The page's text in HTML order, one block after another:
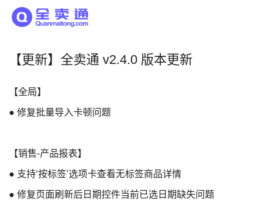
【更新】全卖通 v2.4.0 版本更新
【全局】
● 修复批量导入卡顿问题
【销售-产品报表】
● 支持‘按标签’选项卡查看无标签商品详情
● 修复页面刷新后日期控件当前已选日期缺失问题